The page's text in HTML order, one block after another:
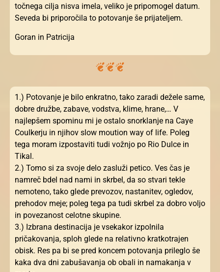
točnega cilja nisva imela, veliko je pripomogel datum.
Seveda bi priporočila to potovanje še prijateljem.
Goran in Patricija
1.) Potovanje je bilo enkratno, tako zaradi dežele same,
dobre družbe, zabave, vodstva, klime, hrane,… V
najlepšem spominu mi je ostalo snorklanje na Caye
Coulkerju in njihov slow moution way of life. Poleg
tega moram izpostaviti tudi vožnjo po Rio Dulce in
Tikal.
2.) Tomo si za svoje delo zasluži petico. Ves čas je
namreč bdel nad nami in skrbel, da so stvari tekle
nemoteno, tako glede prevozov, nastanitev, ogledov,
prehodov meje; poleg tega pa tudi skrbel za dobro voljo
in povezanost celotne skupine.
3.) Izbrana destinacija je vsekakor izpolnila
pričakovanja, sploh glede na relativno kratkotrajen
obisk. Res pa bi se pred koncem potovanja prileglo še
kaka dva dni zabušavanja ob obali in namakanja v